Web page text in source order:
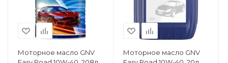
Моторное масло GNV
Моторное масло GNV